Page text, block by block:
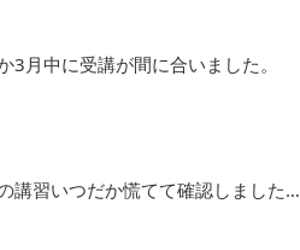
月中に受講が間に合いました。
講習いつだか慌てて確認しました…